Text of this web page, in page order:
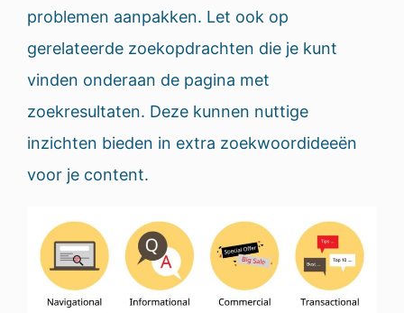
problemen aanpakken. Let ook op
gerelateerde zoekopdrachten die je kunt
vinden onderaan de pagina met
zoekresultaten. Deze kunnen nuttige
inzichten bieden in extra zoekwoordideeën
voor je content.